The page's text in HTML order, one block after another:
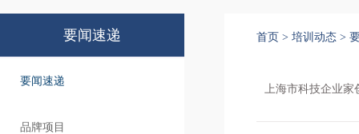
要闻速递
要闻速递
品牌项目
首页 > 培训动态 >
上海市科技企业家